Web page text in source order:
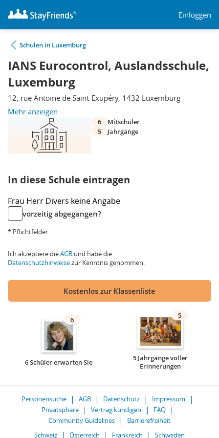
Einloggen
Schulen in Luxemburg
IANS Eurocontrol, Auslandsschule,
Luxemburg
12, rue Antoine de Saint-Exupéry, 1432 Luxemburg
Mehr anzeigen
6
Mitschüler
5
Jahrgänge
In diese Schule eintragen
Frau Herr Divers keine Angabe
vorzeitig abgegangen?
* Pflichtfelder
Ich akzeptiere dieAGB und habe die
Datenschutzhinweisezur Kenntnis genommen.
Kostenlos zur Klassenliste
6
6 Schüler erwarten Sie
5
5 Jahrgänge voller
Erinnerungen
Personensuche AGB Datenschutz
Impressum
Privatsphäre
Vertrag kündigen
FAQ
Community Guidelines
Barrierefreiheit
Schweiz
Österreich Frankreich Schweden